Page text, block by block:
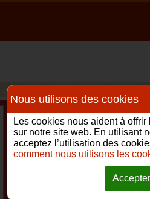
Nous utilisons des cookies
Les cookies nous aident à
sur notre site web. En utilisant
acceptez l’utilisation des
comment nous utilisons les
Accepter